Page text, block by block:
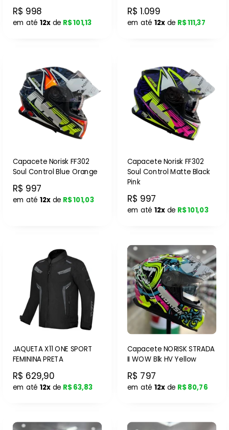
R$ 998
em até 12xde R$ 101,13
R$ 1.099
em até 12xde R$ 111,37
Capacete Norisk FF302
Soul Control Blue Orange
R$ 997
em até 12xde R$ 101,03
Capacete Norisk FF302
Soul Control Matte Black
Pink
R$ 997
em até 12xde R$ 101,03
JAQUETA X11 ONE SPORT
FEMININA PRETA
R$ 629,90
em até 12xde R$ 63,83
Capacete NORISK STRADA
II WOW Blk HV Yellow
R$ 797
em até 12xde R$ 80,76